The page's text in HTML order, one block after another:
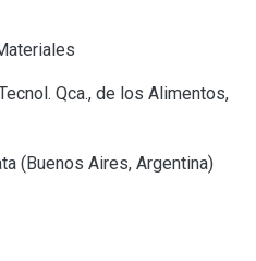
Qca., de los Alimentos,
(Buenos Aires, Argentina)